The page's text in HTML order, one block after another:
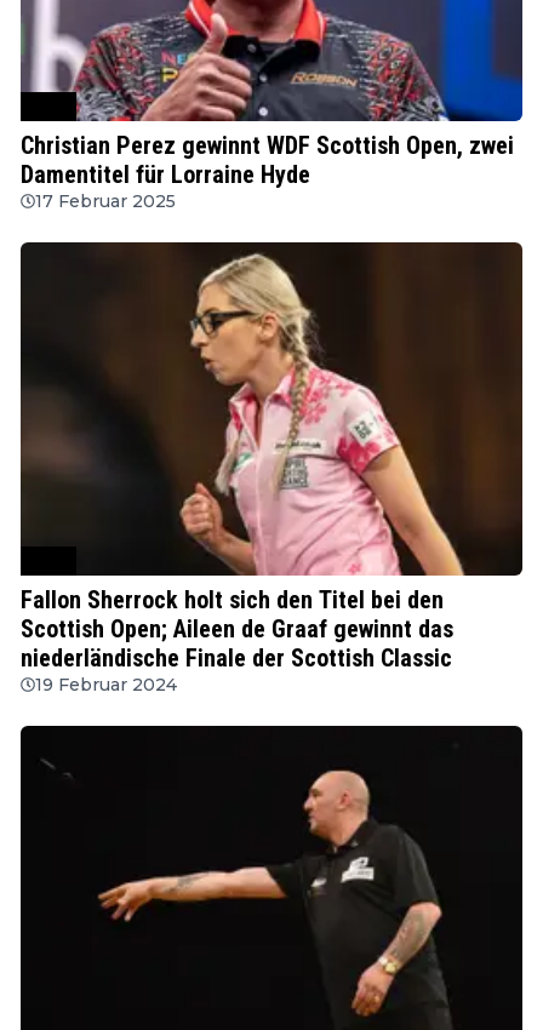
Christian Perez gewinnt WDF Scottish Open, zwei
Damentitel für Lorraine Hyde
17 Februar 2025
Fallon Sherrock holt sich den Titel bei den
Scottish Open; Aileen de Graaf gewinnt das
niederländische Finale der Scottish Classic
19 Februar 2024